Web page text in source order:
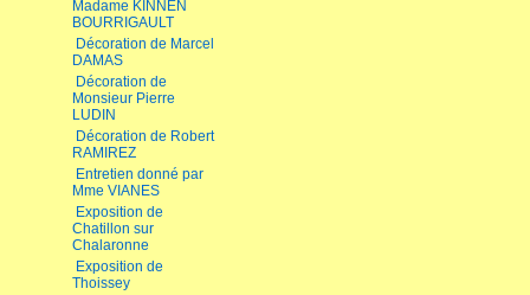
Madame KINNEN
BOURRIGAULT
Décoration de Marcel
DAMAS
Décoration de
Monsieur Pierre
LUDIN
Décoration de Robert
RAMIREZ
Entretien donné par
Mme VIANES
Exposition de
Chatillon sur
Chalaronne
Exposition de
Thoissey